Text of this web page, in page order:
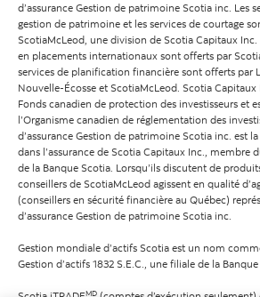
d’assurance Gestion de patrimoine Scotia inc. Les
gestion de patrimoine et les services de courtage
ScotiaMcLeod, une division de Scotia Capitaux Inc.
en placements internationaux sont offerts par
services de planification financière sont offerts par
Nouvelle-Écosse et ScotiaMcLeod. Scotia
Fonds canadien de protection des investisseurs et
l’Organisme canadien de réglementation des
d’assurance Gestion de patrimoine Scotia inc. est
dans l’assurance de Scotia Capitaux Inc., membre
de la Banque Scotia. Lorsqu’ils discutent de
conseillers de ScotiaMcLeod agissent en qualité
(conseillers en sécurité financière au Québec)
d’assurance Gestion de patrimoine Scotia inc.
Gestion mondiale d’actifs Scotia est un nom
Gestion d’actifs 1832 S.E.C., une filiale de la
MD